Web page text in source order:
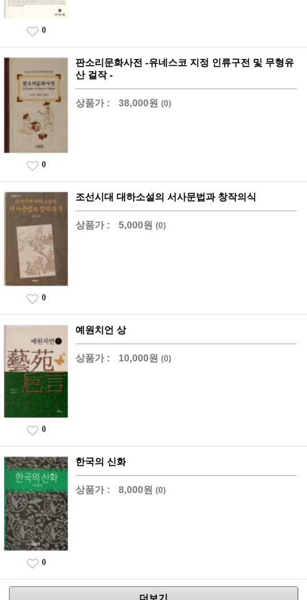
0
판소리문화사전 -유네스코 지정 인류구전 및 무형유
산 걸작 -
상품가 : 38,000원 (0)
0
조선시대 대하소설의 서사문법과 창작의식
상품가 : 5,000원 (0)
0
예원치언 상
상품가 : 10,000원 (0)
0
한국의 신화
상품가 : 8,000원 (0)
0